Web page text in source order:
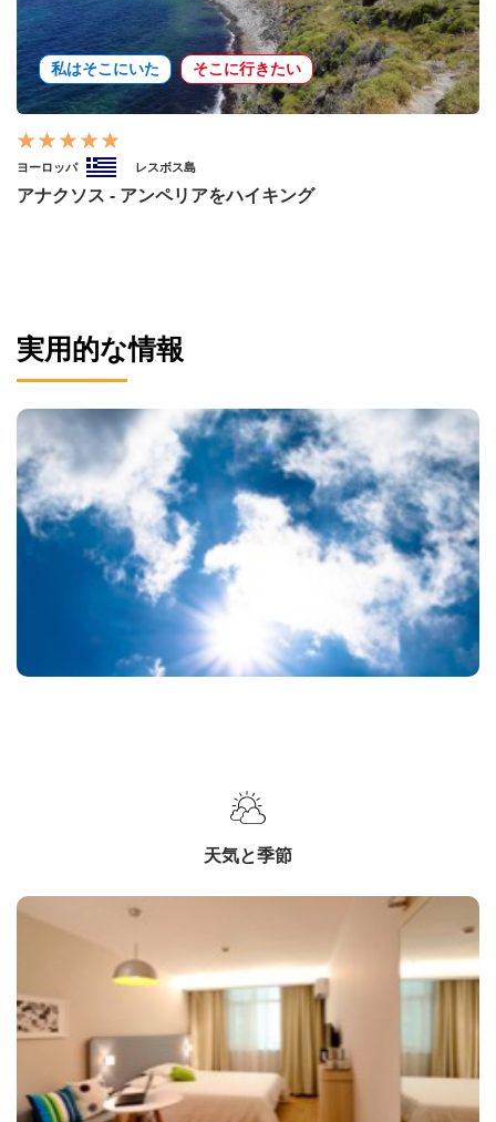
私はそこにいた そこに行きたい
ヨーロッパ レスボス島
アナクソス - アンペリアをハイキング
実用的な情報
天気と季節